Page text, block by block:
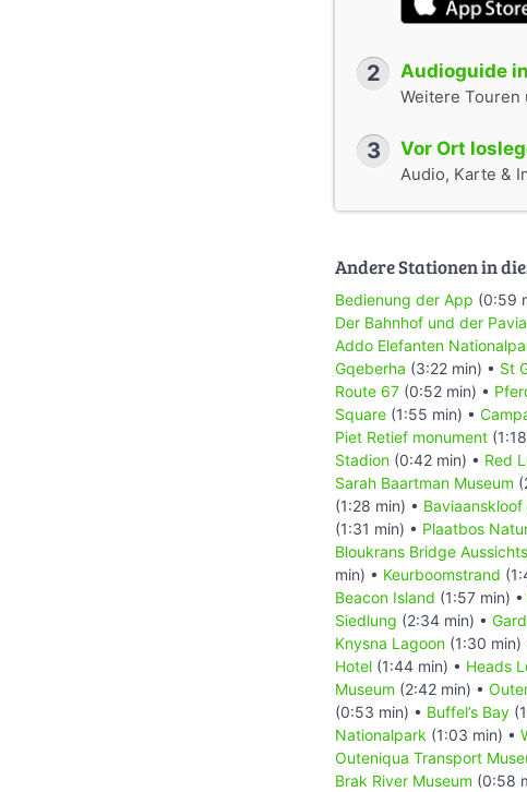
2 Audioguide
Weitere Touren
3 Vor Ort
Audio, Karte &
Andere Stationen in
Bedienung der App (0:59
Der Bahnhof und der
Addo Elefanten
Gqeberha (3:22 min) • St
Route 67 (0:52 min) •
Square (1:55 min) •
Piet Retief monument
Stadion (0:42 min) • Red
Sarah Baartman Museum
(1:28 min) •
(1:31 min) • Plaatbos
Bloukrans Bridge
min) • Keurboomstrand
Beacon Island (1:57 min) •
Siedlung (2:34 min) •
Knysna Lagoon (1:30 min)
Hotel (1:44 min) • Heads
Museum (2:42 min) •
(0:53 min) • Buffel’s Bay
Nationalpark (1:03 min) •
Outeniqua Transport
Brak River Museum (0:58